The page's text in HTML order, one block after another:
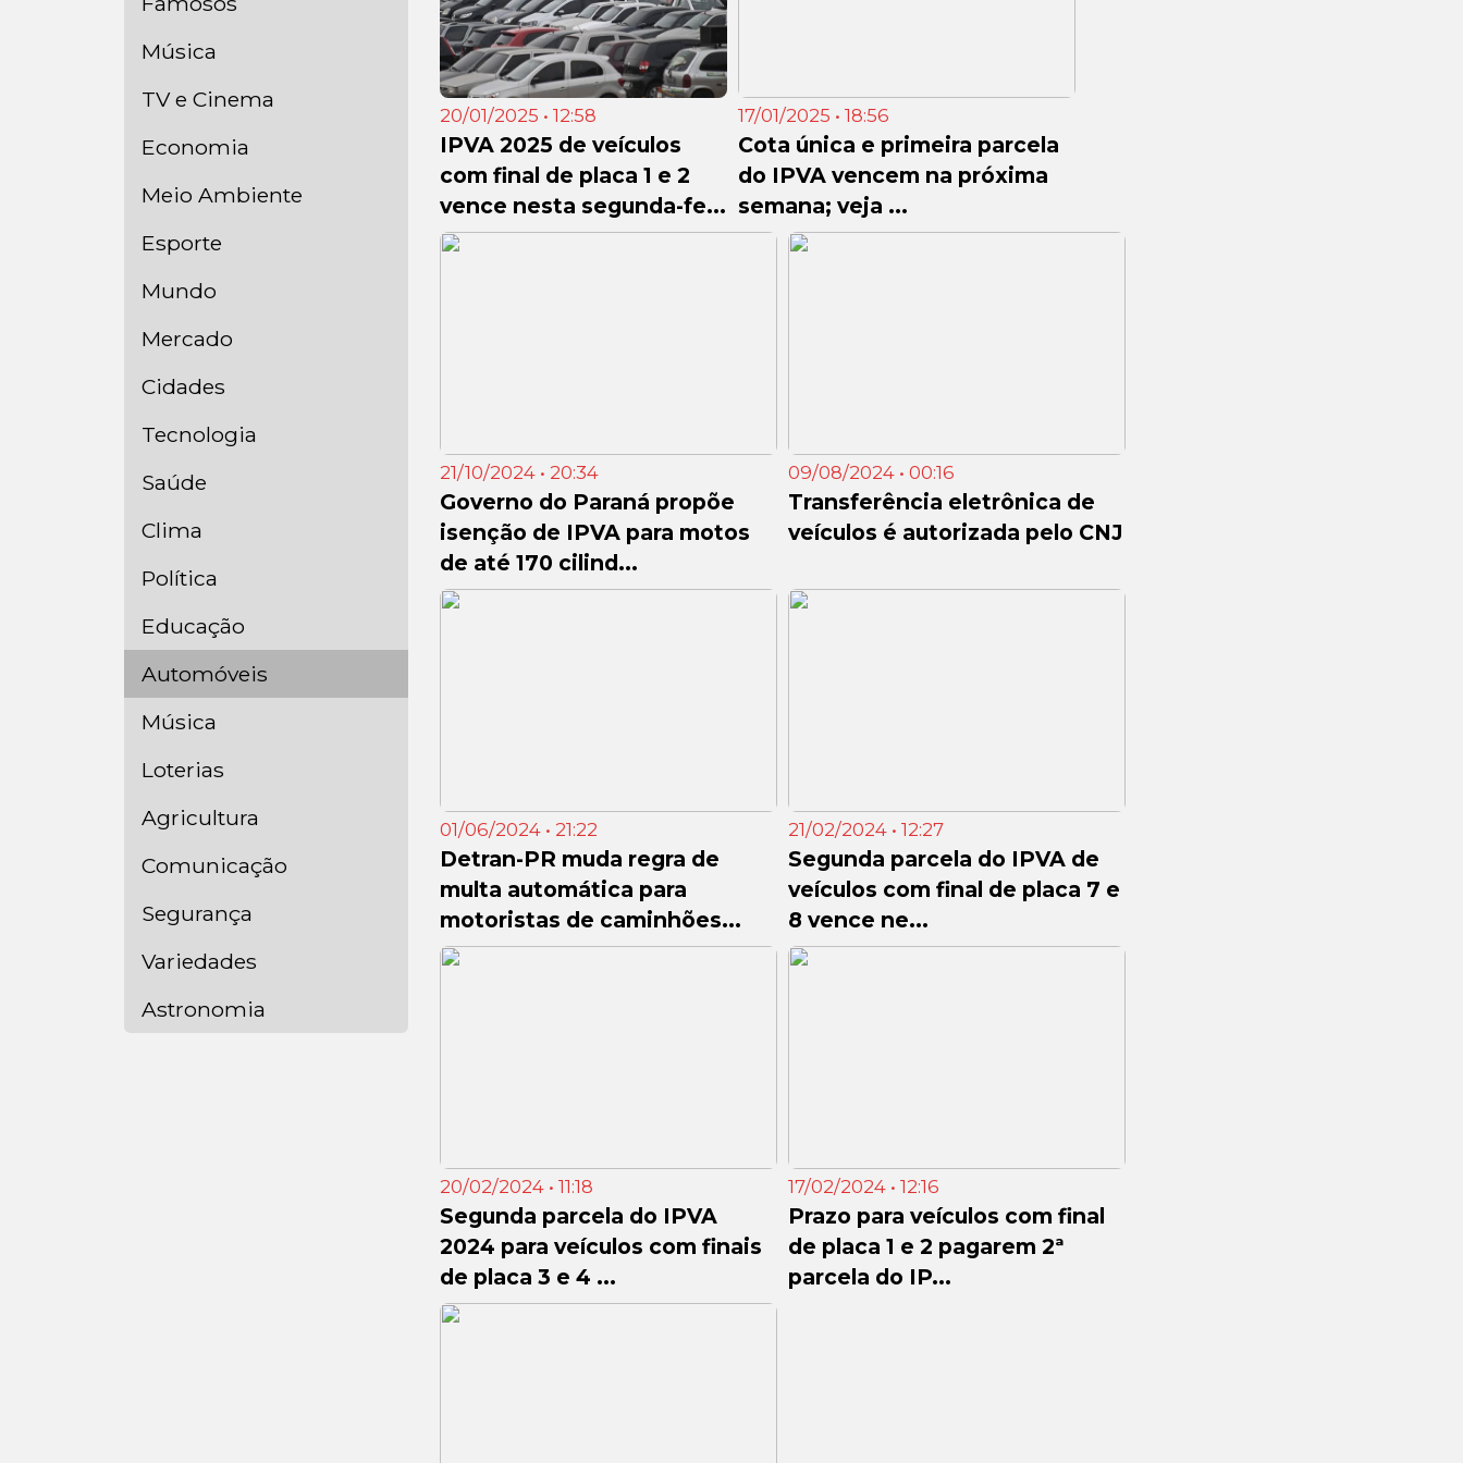
Música
TV e Cinema
Economia
Meio Ambiente
Esporte
Mundo
Mercado
Cidades
Tecnologia
Saúde
Clima
Política
Educação
Automóveis
Música
Loterias
Agricultura
Comunicação
Segurança
Variedades
Astronomia
20/01/2025 • 12:58
IPVA 2025 de veículos
com final de placa 1 e 2
vence nesta segunda-fe...
17/01/2025 • 18:56
Cota única e primeira parcela
do IPVA vencem na próxima
semana; veja ...
21/10/2024 • 20:34
Governo do Paraná propõe
isenção de IPVA para motos
de até 170 cilind...
09/08/2024 • 00:16
Transferência eletrônica de
veículos é autorizada pelo CNJ
01/06/2024 • 21:22
Detran-PR muda regra de
multa automática para
motoristas de caminhões...
21/02/2024 • 12:27
Segunda parcela do IPVA de
veículos com final de placa 7 e
8 vence ne...
20/02/2024 • 11:18
Segunda parcela do IPVA
2024 para veículos com finais
de placa 3 e 4 ...
17/02/2024 • 12:16
Prazo para veículos com final
de placa 1 e 2 pagarem 2ª
parcela do IP...